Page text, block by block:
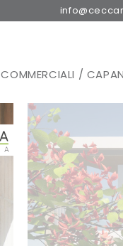
COMMERCIALI /